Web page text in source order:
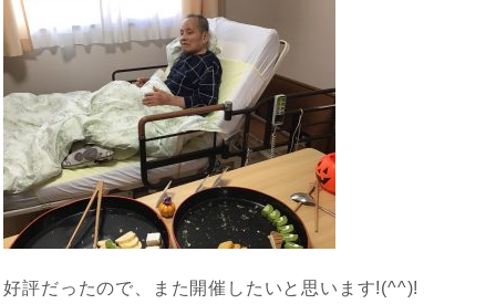
好評だったので、また開催したいと思います!(^^)!